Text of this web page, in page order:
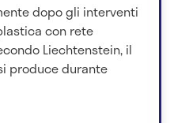
dopo gli interventi
con rete
Liechtenstein, il
produce durante